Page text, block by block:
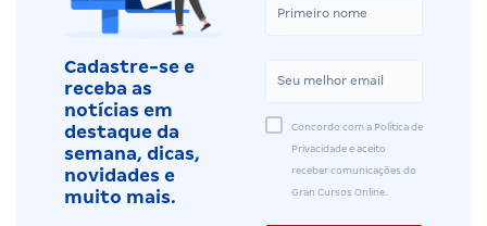
Cadastre-se e
receba as
notícias em
destaque da
semana, dicas,
novidades e
muito mais.
Concordo com a Política de
Privacidade e aceito
receber comunicações do
Gran Cursos Online.